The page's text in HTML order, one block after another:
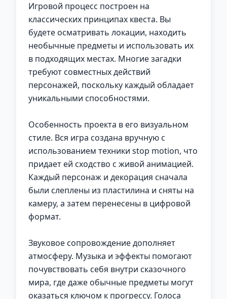
Игровой процесс построен на
классических принципах квеста. Вы
будете осматривать локации, находить
необычные предметы и использовать их
в подходящих местах. Многие загадки
требуют совместных действий
персонажей, поскольку каждый обладает
уникальными способностями.
Особенность проекта в его визуальном
стиле. Вся игра создана вручную с
использованием техники stop motion, что
придает ей сходство с живой анимацией.
Каждый персонаж и декорация сначала
были слеплены из пластилина и сняты на
камеру, а затем перенесены в цифровой
формат.
Звуковое сопровождение дополняет
атмосферу. Музыка и эффекты помогают
почувствовать себя внутри сказочного
мира, где даже обычные предметы могут
оказаться ключом к прогрессу. Голоса